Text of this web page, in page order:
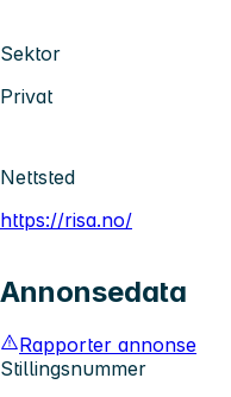
Sektor
Privat
Nettsted
https://risa.no/
Annonsedata
Rapporter annonse
Stillingsnummer